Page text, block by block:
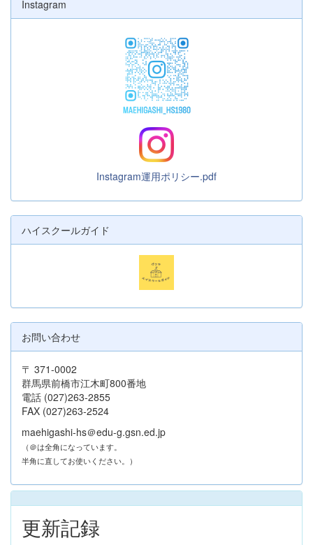
Instagram
Instagram運用ポリシー.pdf
ハイスクールガイド
お問い合わせ
〒 371-0002
群馬県前橋市江木町800番地
電話 (027)263-2855
FAX (027)263-2524
maehigashi-hs＠edu-g.gsn.ed.jp
（＠は全角になっています。
半角に直してお使いください。）
更新記録